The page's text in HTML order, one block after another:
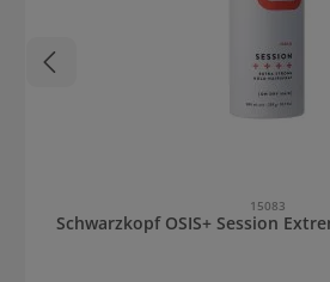
15083
Schwarzkopf OSIS+ Session